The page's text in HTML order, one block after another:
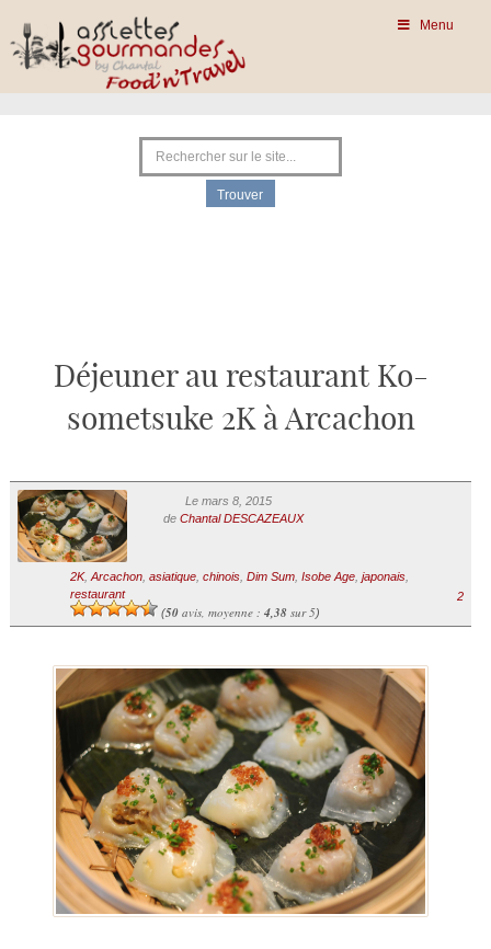
Menu
Déjeuner au restaurant Ko-
sometsuke 2K à Arcachon
Le mars 8, 2015
de Chantal DESCAZEAUX
2K,Arcachon, asiatique, chinois, Dim Sum, Isobe Age, japonais,
restaurant
(50avis, moyenne : 4,38 sur 5)
2